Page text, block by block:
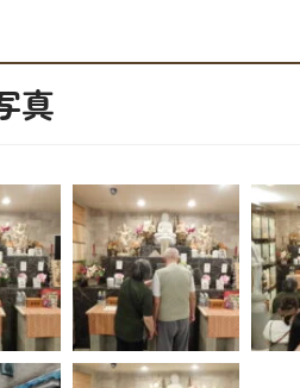
真